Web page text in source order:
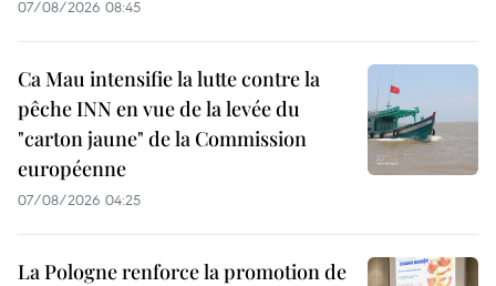
07/08/2026 08:45
Ca Mau intensifie la lutte contre la
pêche INN en vue de la levée du
"carton jaune" de la Commission
européenne
07/08/2026 04:25
La Pologne renforce la promotion de